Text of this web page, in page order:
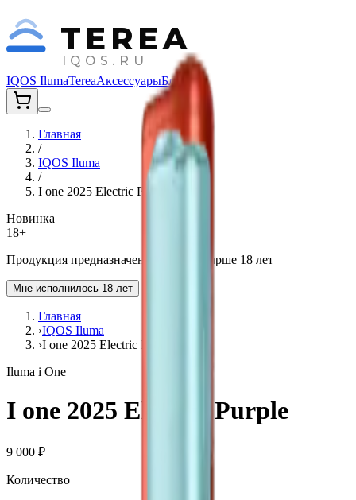
TEREA
IQOS.RU
IQOS IlumaTereaАксессуарыБлог
Главная
/
IQOS Iluma
/
I one 2025 Electric Purple
Новинка
18+
Продукция предназначена для лиц старше 18 лет
Мне исполнилось 18 лет
Главная
›IQOS Iluma
›I one 2025 Electric Purple
Iluma i One
I one 2025 Electric Purple
9 000 ₽
Количество